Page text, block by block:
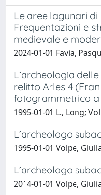
Le aree lagunari di
Frequentazioni e
medievale e
2024-01-01 Favia,
L’archeologia
relitto Arles 4
fotogrammetrico
1995-01-01 L., Long;
L’archeologo
1995-01-01 Volpe,
L’archeologo
2014-01-01 Volpe,